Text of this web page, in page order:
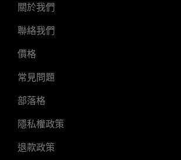
關於我們
聯絡我們
價格
常見問題
部落格
隱私權政策
退款政策